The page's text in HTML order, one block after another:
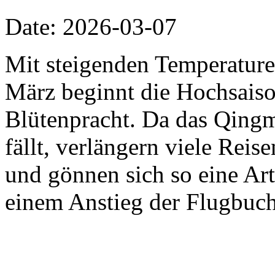
Date: 2026-03-07
Mit steigenden
März beginnt die
Blütenpracht. Da das
fällt, verlängern viele
und gönnen sich so eine
einem Anstieg der